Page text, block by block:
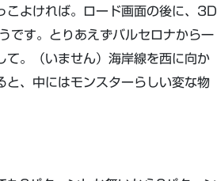
こよければ。ロード画面の後に、3D
です。とりあえずバルセロナから一
。（いません）海岸線を西に向か
と、中にはモンスターらしい変な物